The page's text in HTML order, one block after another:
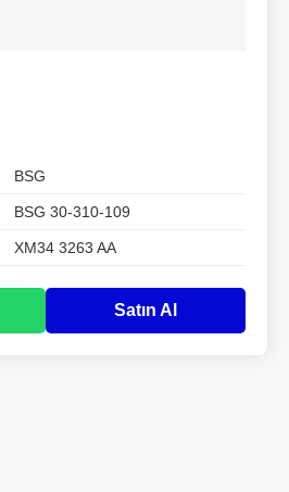
BSG
BSG 30-310-109
XM34 3263 AA
Satın Al